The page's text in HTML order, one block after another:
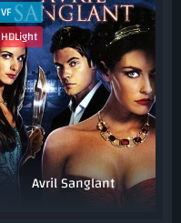
Avril Sanglant
VF
HDLight